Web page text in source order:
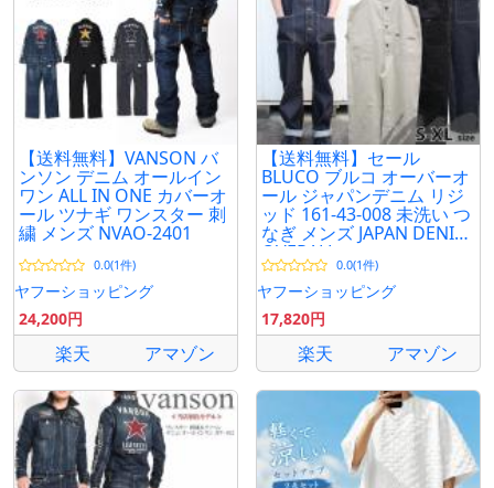
【送料無料】VANSON バ
ンソン デニム オールイン
ワン ALL IN ONE カバーオ
ール ツナギ ワンスター 刺
繍 メンズ NVAO-2401
0.0(1件)
ヤフーショッピング
24,200円
楽天 アマゾン
【送料無料】セール
BLUCO ブルコ オーバーオ
ール ジャパンデニム リジ
ッド 161-43-008 未洗い つ
なぎ メンズ JAPAN DENIM
OVERALL
0.0(1件)
ヤフーショッピング
17,820円
楽天 アマゾン